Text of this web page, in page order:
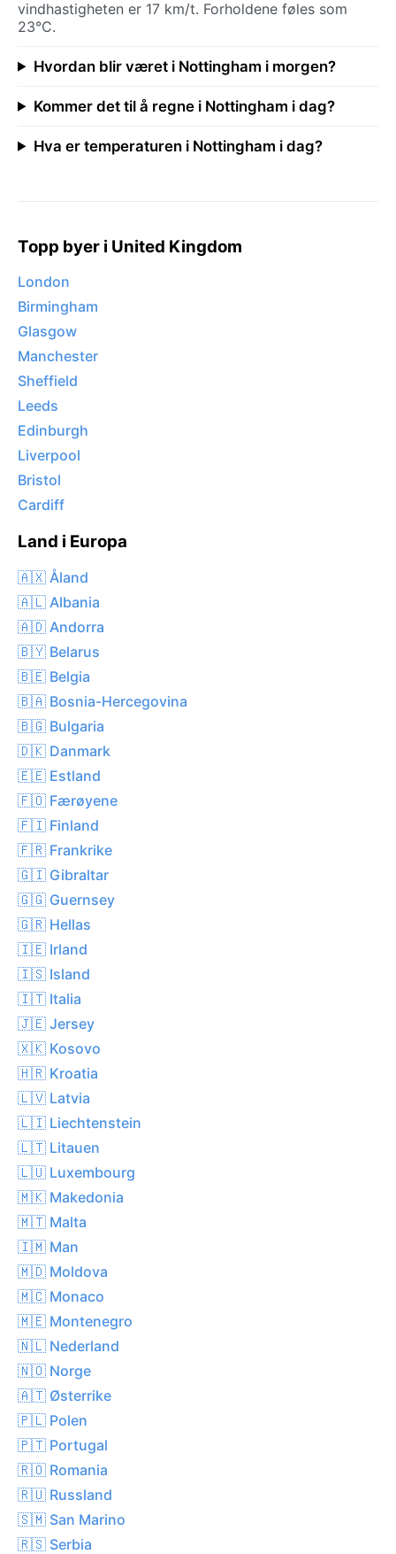
vindhastigheten er 17 km/t. Forholdene føles som
23°C.
Hvordan blir været i Nottingham i morgen?
Kommer det til å regne i Nottingham i dag?
Hva er temperaturen i Nottingham i dag?
Topp byer i United Kingdom
London
Birmingham
Glasgow
Manchester
Sheffield
Leeds
Edinburgh
Liverpool
Bristol
Cardiff
Land i Europa
🇦🇽 Åland
🇦🇱 Albania
🇦🇩 Andorra
🇧🇾 Belarus
🇧🇪 Belgia
🇧🇦 Bosnia-Hercegovina
🇧🇬 Bulgaria
🇩🇰 Danmark
🇪🇪 Estland
🇫🇴 Færøyene
🇫🇮 Finland
🇫🇷 Frankrike
🇬🇮 Gibraltar
🇬🇬 Guernsey
🇬🇷 Hellas
🇮🇪 Irland
🇮🇸 Island
🇮🇹 Italia
🇯🇪 Jersey
🇽🇰 Kosovo
🇭🇷 Kroatia
🇱🇻 Latvia
🇱🇮 Liechtenstein
🇱🇹 Litauen
🇱🇺 Luxembourg
🇲🇰 Makedonia
🇲🇹 Malta
🇮🇲 Man
🇲🇩 Moldova
🇲🇨 Monaco
🇲🇪 Montenegro
🇳🇱 Nederland
🇳🇴 Norge
🇦🇹 Østerrike
🇵🇱 Polen
🇵🇹 Portugal
🇷🇴 Romania
🇷🇺 Russland
🇸🇲 San Marino
🇷🇸 Serbia